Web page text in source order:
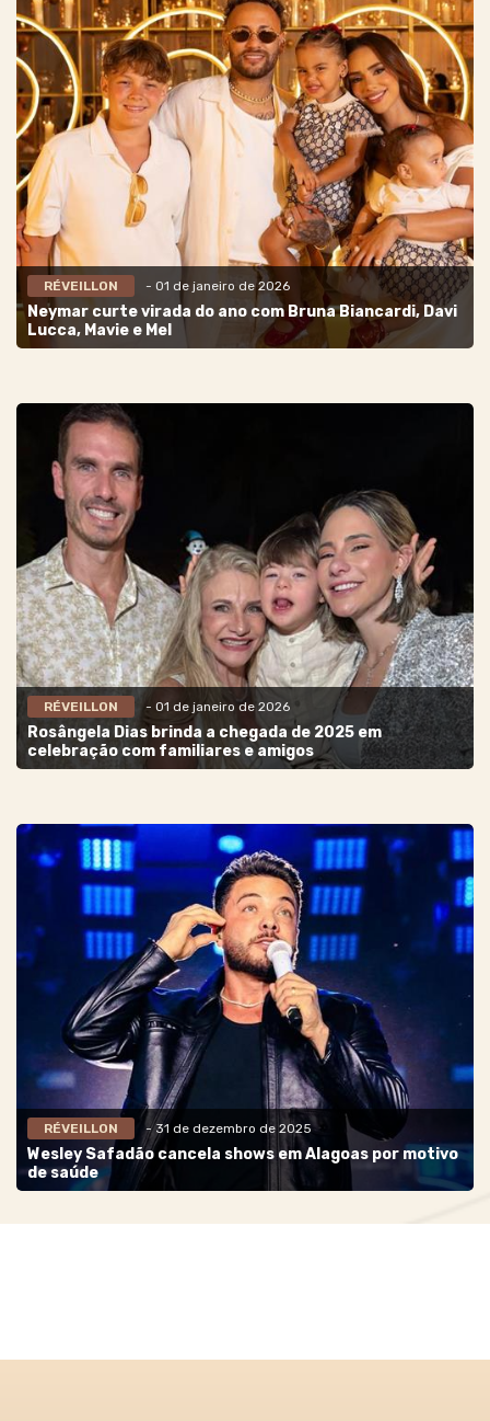
RÉVEILLON - 01 de janeiro de 2026
Neymar curte virada do ano com Bruna Biancardi, Davi
Lucca, Mavie e Mel
RÉVEILLON - 01 de janeiro de 2026
Rosângela Dias brinda a chegada de 2025 em
celebração com familiares e amigos
RÉVEILLON - 31 de dezembro de 2025
Wesley Safadão cancela shows em Alagoas por motivo
de saúde